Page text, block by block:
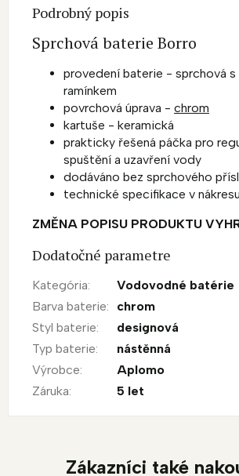
Podrobný popis
Sprchová baterie Borro
provedení baterie - sprchová s
ramínkem
povrchová úprava - chrom
kartuše - keramická
prakticky řešená páčka pro
spuštění a uzavření vody
dodáváno bez sprchového
technické specifikace v
ZMĚNA POPISU PRODUKTU
Dodatočné parametre
Kategória:
Vodovodné batérie
Barva baterie:
chrom
Styl baterie:
designová
Typ baterie:
nástěnná
Výrobce:
Aplomo
Záruka: 5 let
Zákazníci také